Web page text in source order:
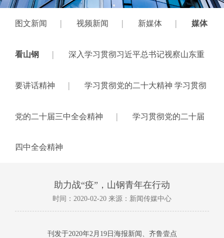
图文新闻 | 视频新闻 | 新媒体 | 媒体
看山钢 | 深入学习贯彻习近平总书记视察山东重
要讲话精神 | 学习贯彻党的二十大精神 学习贯彻
党的二十届三中全会精神 | 学习贯彻党的二十届
四中全会精神
助力战“疫”，山钢青年在行动
时间：2020-02-20 来源：新闻传媒中心
刊发于2020年2月 19日海报新闻、齐鲁壹点